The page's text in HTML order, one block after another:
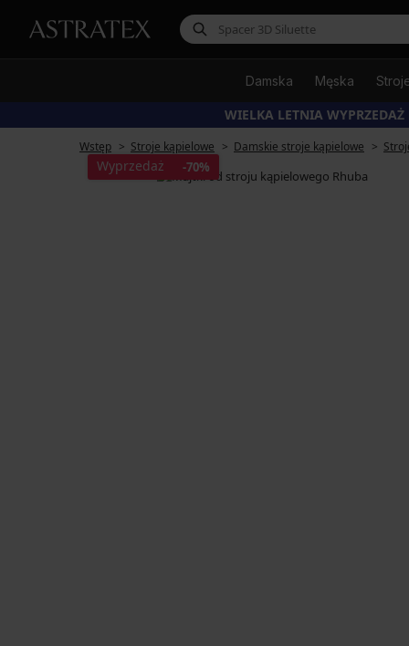
Damska Męska
WIELKA LETNIA
Wstęp Stroje kąpielowe Damskie stroje kąpielowe
Wyprzedaż -70%